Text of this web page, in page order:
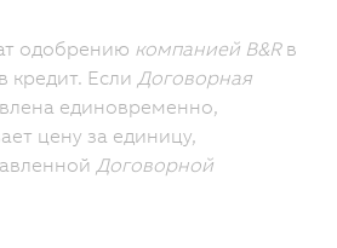
одобрению компанией B&Rв
кредит. Если Договорная
единовременно,
цену за единицу,
Договорной